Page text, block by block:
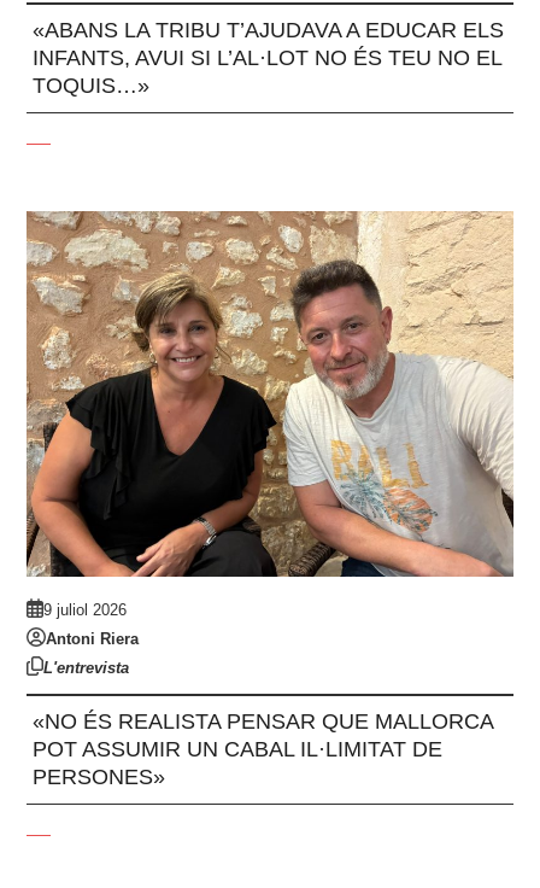
«ABANS LA TRIBU T’AJUDAVA A EDUCAR ELS
INFANTS, AVUI SI L’AL·LOT NO ÉS TEU NO EL
TOQUIS…»
9 juliol 2026
Antoni Riera
L'entrevista
«NO ÉS REALISTA PENSAR QUE MALLORCA
POT ASSUMIR UN CABAL IL·LIMITAT DE
PERSONES»